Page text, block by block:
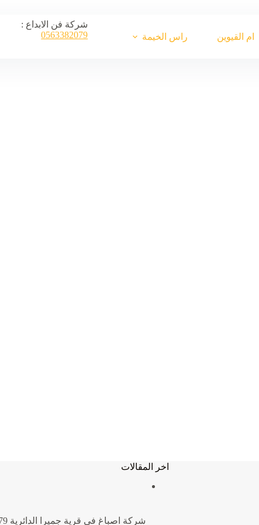
ام القيوين راس الخيمة
شركة فن الابداع :
0563382079
اخر المقالات
شركة اصباغ في قرية جميرا الدائرية 0563382079